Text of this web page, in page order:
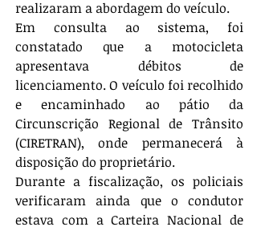
realizaram a abordagem do veículo.
Em consulta ao sistema, foi
constatado que a motocicleta
apresentava débitos de
licenciamento. O veículo foi recolhido
e encaminhado ao pátio da
Circunscrição Regional de Trânsito
(CIRETRAN), onde permanecerá à
disposição do proprietário.
Durante a fiscalização, os policiais
verificaram ainda que o condutor
estava com a Carteira Nacional de